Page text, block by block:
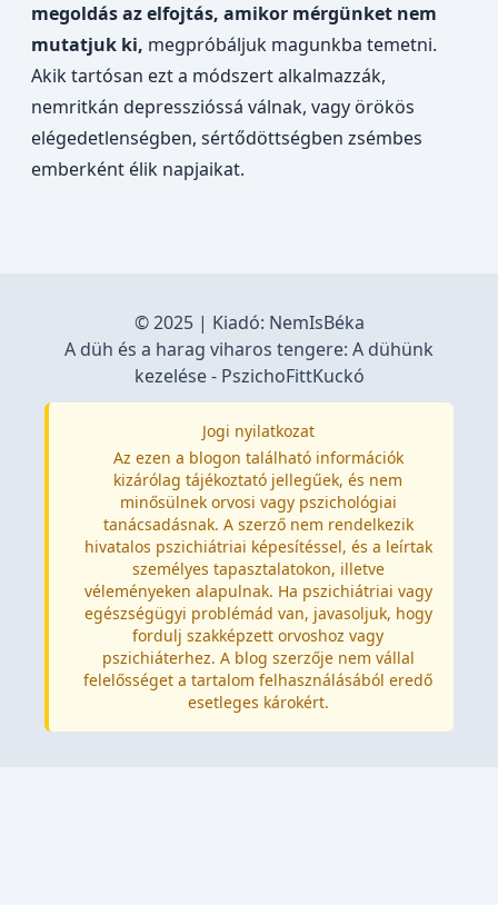
megoldás az elfojtás, amikor mérgünket nem
mutatjuk ki, megpróbáljuk magunkba temetni.
Akik tartósan ezt a módszert alkalmazzák,
nemritkán depresszióssá válnak, vagy örökös
elégedetlenségben, sértődöttségben zsémbes
emberként élik napjaikat.
© 2025 | Kiadó: NemIsBéka
A düh és a harag viharos tengere: A dühünk
kezelése - PszichoFittKuckó
Jogi nyilatkozat
Az ezen a blogon található információk
kizárólag tájékoztató jellegűek, és nem
minősülnek orvosi vagy pszichológiai
tanácsadásnak. A szerző nem rendelkezik
hivatalos pszichiátriai képesítéssel, és a leírtak
személyes tapasztalatokon, illetve
véleményeken alapulnak. Ha pszichiátriai vagy
egészségügyi problémád van, javasoljuk, hogy
fordulj szakképzett orvoshoz vagy
pszichiáterhez. A blog szerzője nem vállal
felelősséget a tartalom felhasználásából eredő
esetleges károkért.